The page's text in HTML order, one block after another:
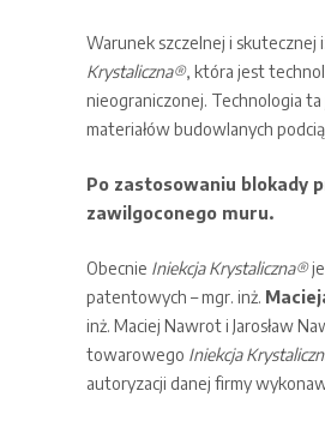
Warunek szczelnej i skutecznej
Krystaliczna®, która jest
nieograniczonej. Technologia
materiałów budowlanych
Po zastosowaniu blokady
zawilgoconego muru.
Obecnie Iniekcja Krystaliczna®
patentowych – mgr. inż.
inż. Maciej Nawrot i Jarosław
towarowego Iniekcja
autoryzacji danej firmy